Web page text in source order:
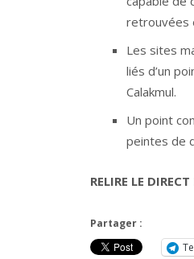
retrouvées
Les sites
liés d’un
Calakmul.
Un point
peintes de
RELIRE LE
Partager :